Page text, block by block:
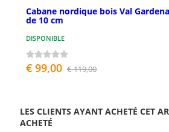
Cabane nordique bois Val
de 10 cm
DISPONIBLE
€ 99,00 € 119,00
LES CLIENTS AYANT ACHETÉ CET
ACHETÉ